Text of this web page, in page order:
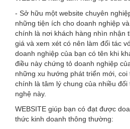
- Sở hữu một website chuyên
những tiện ích cho doanh nghiệp
chính là nơi khách hàng nhìn nhận
giá và xem xét có nên làm đối tác
doanh nghiệp của bạn có tên khi
điều này chứng tỏ doanh nghiệp
những xu hướng phát triển mới, coi
chính là tâm lý chung của nhiều
nghệ này.
WEBSITE giúp bạn có đạt được
thức kinh doanh thông thường: